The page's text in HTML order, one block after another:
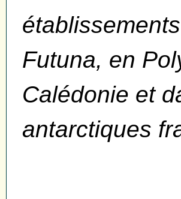
Futuna, en
Calédonie et
antarctiques